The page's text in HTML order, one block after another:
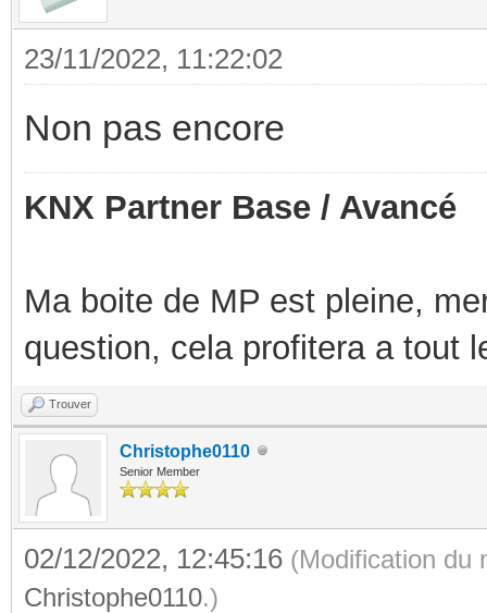
23/11/2022, 11:22:02
Non pas encore
KNX Partner Base / Avancé
Ma boite de MP est pleine,
question, cela profitera a tout
Trouver
Christophe0110
Senior Member
02/12/2022, 12:45:16 (Modification du
Christophe0110.)